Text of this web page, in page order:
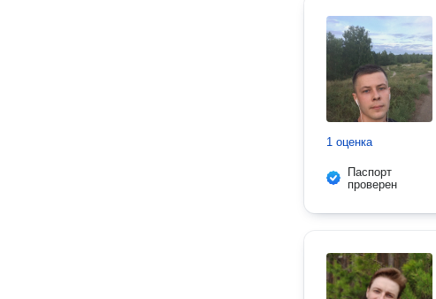
1 оценка
Паспорт
проверен